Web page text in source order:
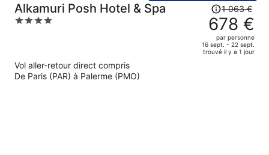
Alkamuri Posh Hotel & Spa
4
Le
prix
était
de
1
1 063 €
678 €
par personne
16 sept. - 22 sept.
trouvé il y a 1 jour
Vol aller-retour direct compris
De Paris (PAR) à Palerme (PMO)